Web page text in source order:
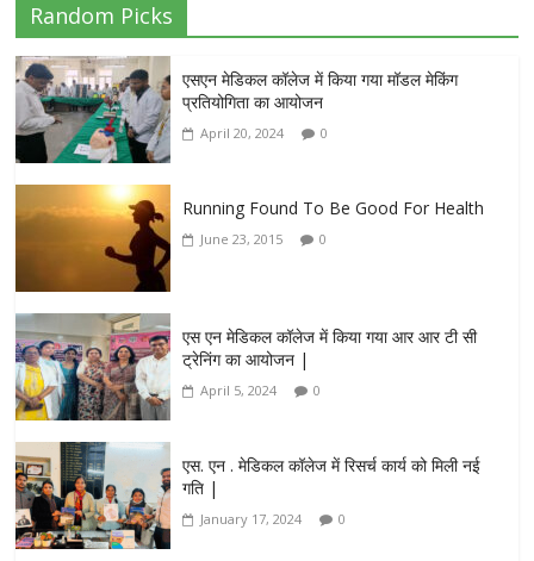
Random Picks
एसएन मेडिकल कॉलेज में किया गया मॉडल मेकिंग
प्रतियोगिता का आयोजन
April 20, 2024 0
Running Found To Be Good For Health
June 23, 2015 0
एस एन मेडिकल कॉलेज में किया गया आर आर टी सी
ट्रेनिंग का आयोजन |
April 5, 2024 0
एस. एन . मेडिकल कॉलेज में रिसर्च कार्य को मिली नई
गति |
January 17, 2024 0